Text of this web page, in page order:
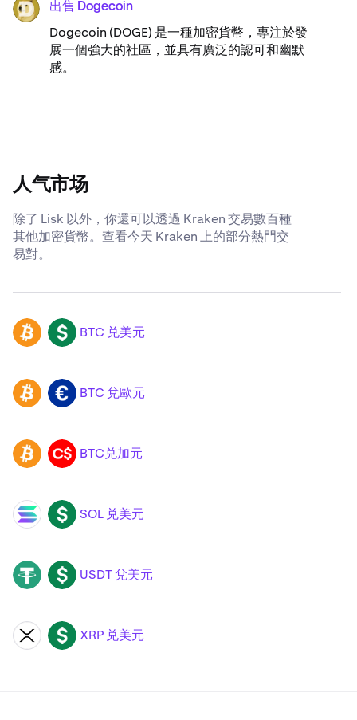
DOGE 出售 Dogecoin
Dogecoin (DOGE) 是一種加密貨幣，專注於發
展一個強大的社區，並具有廣泛的認可和幽默
感。
人气市场
除了 Lisk 以外，你還可以透過 Kraken 交易數百種
其他加密貨幣。查看今天 Kraken 上的部分熱門交
易對。
BTC USD BTC 兑美元
BTC EUR BTC 兌歐元
BTC CAD BTC兑加元
SOL USD SOL 兑美元
USDT USD USDT 兌美元
XRP USD XRP 兑美元